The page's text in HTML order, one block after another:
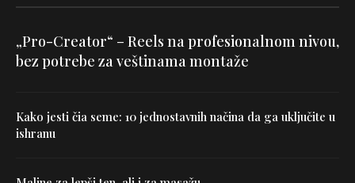
„Pro-Creator“ – Reels na profesionalnom nivou,
bez potrebe za veštinama montaže
Kako jesti čia seme: 10 jednostavnih načina da ga uključite u
ishranu